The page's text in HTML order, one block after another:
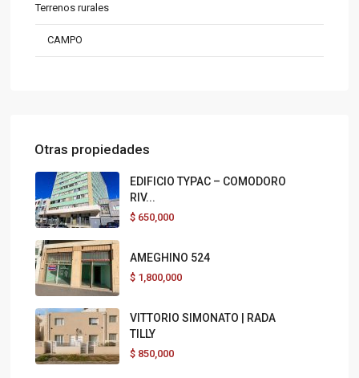
Terrenos rurales
CAMPO
Otras propiedades
EDIFICIO TYPAC – COMODORO
RIV...
$ 650,000
AMEGHINO 524
$ 1,800,000
VITTORIO SIMONATO | RADA
TILLY
$ 850,000